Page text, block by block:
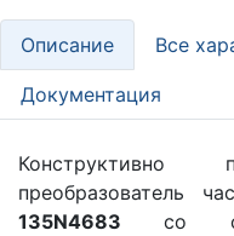
Описание Все
Документация
преобразователь
135N4683 со